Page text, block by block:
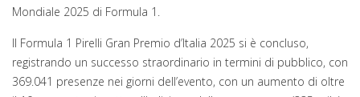
Mondiale 2025 di Formula 1.
Il Formula 1 Pirelli Gran Premio d’Italia 2025 si è concluso,
registrando un successo straordinario in termini di pubblico, con
369.041 presenze nei giorni dell’evento, con un aumento di oltre